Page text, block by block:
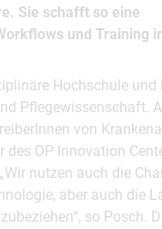
Sie schafft so eine
und Training
Hochschule und
Pflegewissenschaft.
von
des OP Innovation
nutzen auch die
aber auch die
so Posch.